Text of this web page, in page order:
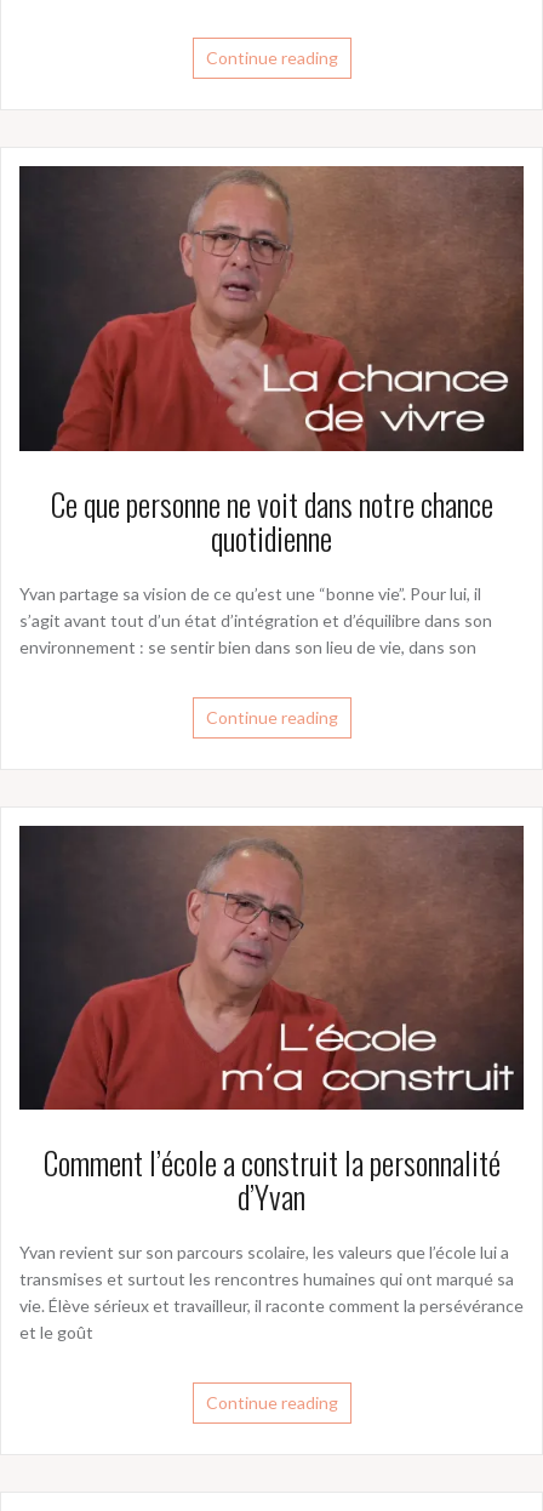
Continue reading
Ce que personne ne voit dans notre chance
quotidienne
Yvan partage sa vision de ce qu’est une “bonne vie”. Pour lui, il
s’agit avant tout d’un état d’intégration et d’équilibre dans son
environnement : se sentir bien dans son lieu de vie, dans son
Continue reading
Comment l’école a construit la personnalité
d’Yvan
Yvan revient sur son parcours scolaire, les valeurs que l’école lui a
transmises et surtout les rencontres humaines qui ont marqué sa
vie. Élève sérieux et travailleur, il raconte comment la persévérance
et le goût
Continue reading